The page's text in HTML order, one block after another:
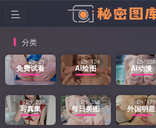
分类
免费试看
21
Ai绘图
124
Ai动漫
338
写真集
232
每日美图
358
外国明星
179